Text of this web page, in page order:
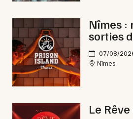
Sorties & loisirs
Animations commerciales
Animations commerciales en
Animations commerciales en
Nîmes :
sorties
07/08/
Nîmes
Le